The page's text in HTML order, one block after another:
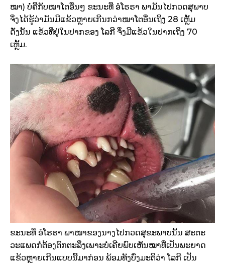
ໝາ) ບໍ່ຄືກັບໝາໂຕອື່ນໆ ຂະນະທີ່ ອໍໂຣຣາ ພາມັນໄປກວດສຸພາບ
ຈິ່ງໄດ້ຮູ້ວ່າມັນມີແຂ້ວຫຼາຍເກີນກວ່າໝາໂຕອື່ນເຖິງ 28 ເຫຼັ້ມ
ດັ່ງນັ້ນ ແຂ້ວທີ່ຢູ່ໃນປາກຂອງ ໂລກີ ຈິ່ງມີແຂ້ວໃນປາກເຖິງ 70
ເຫຼັ້ມ.
ຂະນະທີ່ ອໍໂຣຣາ ພາໝາຂອງນາງໄປກວດສຸຂະພາບນັ້ນ ສະຕະ
ວະແພດກໍຕ້ອງຕົກຕະລຶງເພາະບໍ່ເຄີຍພົບເຫັນໝາທີ່ເປັນພະຍາດ
ແຂ້ວຫຼາຍເກີນແບບນີ້ມາກ່ອນ ພ້ອມທັງບົ່ງມະຕິວ່າ ໂລກີ ເປັນ